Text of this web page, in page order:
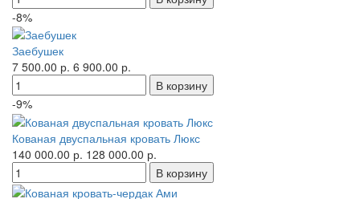
-8%
Заебушек
7 500.00 р. 6 900.00 р.
-9%
Кованая двуспальная кровать Люкс
140 000.00 р. 128 000.00 р.